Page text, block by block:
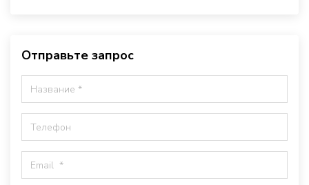
Отправьте запрос